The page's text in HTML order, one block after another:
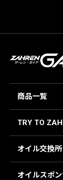
商品一覧
TRY TO
オイル交換所
オイルスポ